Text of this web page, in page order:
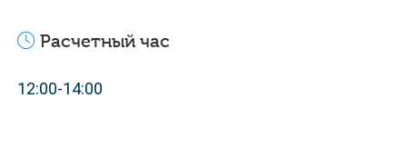
Расчетный час
12:00-14:00